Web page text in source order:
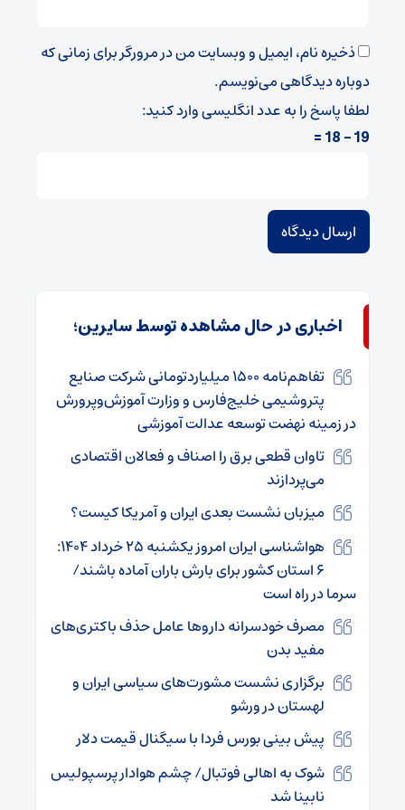
ذخیره نام، ایمیل و وبسایت من در مرورگر برای زمانی که
دوباره دیدگاهی می‌نویسم.
لطفا پاسخ را به عدد انگلیسی وارد کنید:
19 − 18 =
اخباری در حال مشاهده توسط سایرین؛
تفاهم‌نامه ۱۵۰۰ میلیاردتومانی شرکت صنایع
پتروشیمی خلیج‌فارس و وزارت آموزش‌وپرورش
در زمینه نهضت توسعه عدالت آموزشی
تاوان قطعی برق را اصناف و فعالان اقتصادی
می‌پردازند
میزبان نشست بعدی ایران و آمریکا کیست؟
هواشناسی ایران امروز یکشنبه ۲۵ خرداد ۱۴۰۴:
۶ استان کشور برای بارش باران آماده باشند/
سرما در راه است
مصرف خودسرانه داروها عامل حذف باکتری‌های
مفید بدن
برگزاری نشست مشورت‌های سیاسی ایران و
لهستان در ورشو
پیش بینی بورس فردا با سیگنال قیمت دلار
شوک به اهالی فوتبال/ چشم هوادار پرسپولیس
نابینا شد